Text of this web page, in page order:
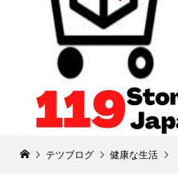
テツブログ 健康な生活